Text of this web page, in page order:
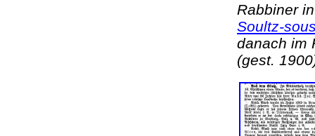
Rabbiner
Soultz-
danach im
(gest.